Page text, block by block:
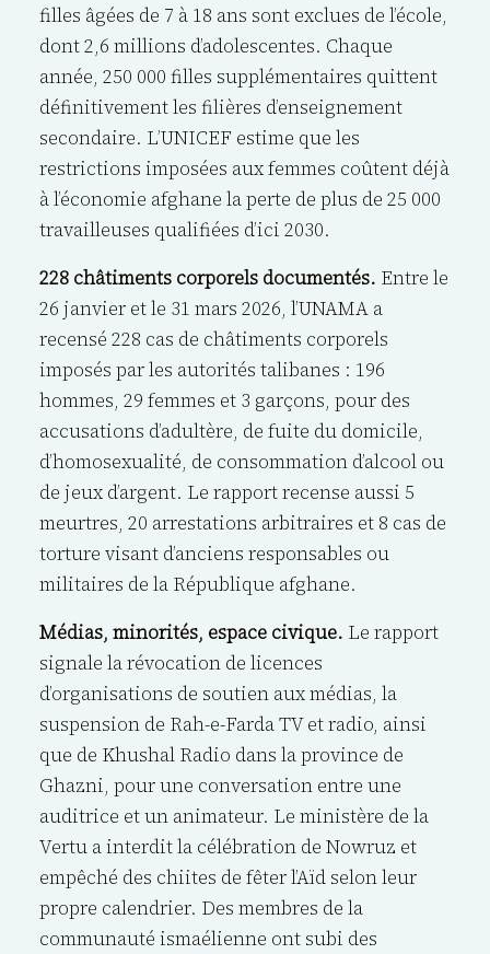
filles âgées de 7 à 18 ans sont exclues de l’école,
dont 2,6 millions d’adolescentes. Chaque
année, 250 000 filles supplémentaires quittent
définitivement les filières d’enseignement
secondaire. L’UNICEF estime que les
restrictions imposées aux femmes coûtent déjà
à l’économie afghane la perte de plus de 25 000
travailleuses qualifiées d’ici 2030.
228 châtiments corporels documentés. Entre le
26 janvier et le 31 mars 2026, l’UNAMA a
recensé 228 cas de châtiments corporels
imposés par les autorités talibanes : 196
hommes, 29 femmes et 3 garçons, pour des
accusations d’adultère, de fuite du domicile,
d’homosexualité, de consommation d’alcool ou
de jeux d’argent. Le rapport recense aussi 5
meurtres, 20 arrestations arbitraires et 8 cas de
torture visant d’anciens responsables ou
militaires de la République afghane.
Médias, minorités, espace civique. Le rapport
signale la révocation de licences
d’organisations de soutien aux médias, la
suspension de Rah-e-Farda TV et radio, ainsi
que de Khushal Radio dans la province de
Ghazni, pour une conversation entre une
auditrice et un animateur. Le ministère de la
Vertu a interdit la célébration de Nowruz et
empêché des chiites de fêter l’Aïd selon leur
propre calendrier. Des membres de la
communauté ismaélienne ont subi des